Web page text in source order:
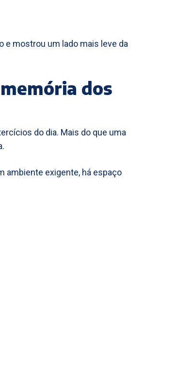
e mostrou um lado mais leve da
dos
do dia. Mais do que uma
ambiente exigente, há espaço